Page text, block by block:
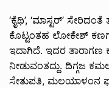
‘ಕೈಥಿ’, ‘ಮಾಸ್ಟರ್’
ಕೊಟ್ಟಂತಹ ಲೋಕೇಶ್
ಇದಾಗಿದೆ. ಇದರ
ನೀಡುವಂತದ್ದು.
ಸೇತುಪತಿ, ಮಲಯಾಳಂನ